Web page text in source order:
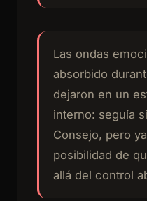
Las ondas
absorbido
dejaron en un
interno: seguía
Consejo, pero
posibilidad de
allá del control